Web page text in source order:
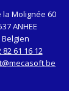
la Molignée 60
ANHEE
Belgien
82 61 16 12